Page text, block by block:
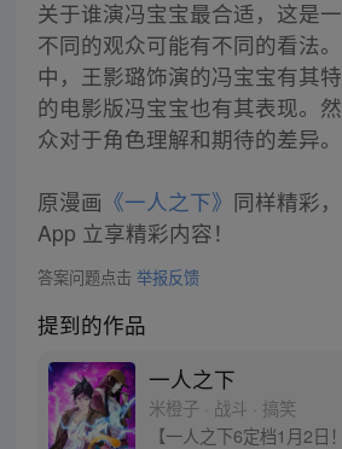
关于谁演冯宝宝最合适，这是一
不同的观众可能有不同的看法
中，王影璐饰演的冯宝宝有其
的电影版冯宝宝也有其表现。
众对于角色理解和期待的差异。
原漫画 《一人之下》 同样精彩
App 立享精彩内容！
答案问题点击 举报反馈
提到的作品
一人之下
米橙子 · 战斗 · 搞笑
【一人之下6定档1月2日